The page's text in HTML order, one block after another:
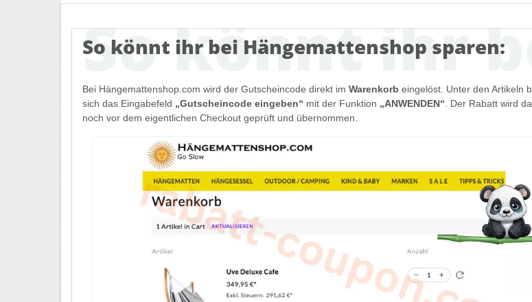
So könnt ihr bei Hängemattenshop sparen:
Bei Hängemattenshop.com wird der Gutscheincode direkt im Warenkorb eingelöst. Unter den Artikeln
sich das Eingabefeld „Gutscheincode eingeben“ mit der Funktion „ANWENDEN“ . Der Rabatt wird
noch vor dem eigentlichen Checkout geprüft und übernommen.